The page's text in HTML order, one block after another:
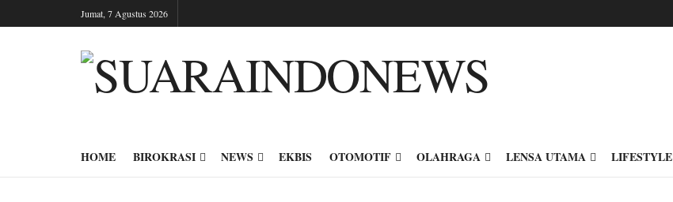
Jumat, 7 Agustus 2026
HOME BIROKRASI NEWS EKBIS OTOMOTIF OLAHRAGA LENSA UTAMA LIFESTYLE